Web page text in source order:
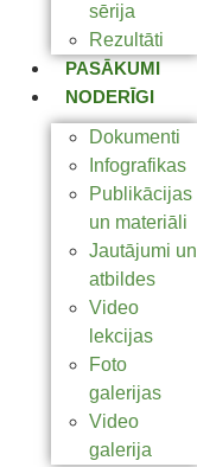
sērija
Rezultāti
PASĀKUMI
NODERĪGI
Dokumenti
Infografikas
Publikācijas
un materiāli
Jautājumi un
atbildes
Video
lekcijas
Foto
galerijas
Video
galerija